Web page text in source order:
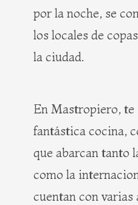
por la noche, se
los locales de
la ciudad.
En Mastropiero, te
fantástica cocina,
que abarcan tanto
como la
cuentan con varias